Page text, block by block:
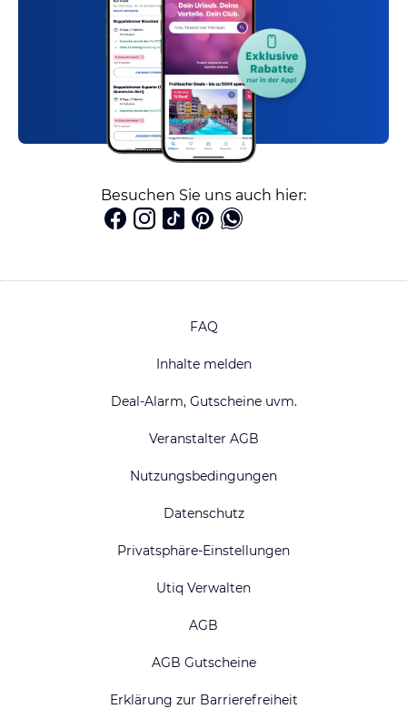
Besuchen Sie uns auch hier:
FAQ
Inhalte melden
Deal-Alarm, Gutscheine uvm.
Veranstalter AGB
Nutzungsbedingungen
Datenschutz
Privatsphäre-Einstellungen
Utiq Verwalten
AGB
AGB Gutscheine
Erklärung zur Barrierefreiheit